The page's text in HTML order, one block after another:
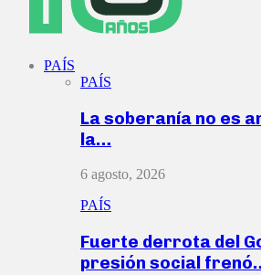
PAÍS
PAÍS
La soberanía no es
la…
6 agosto, 2026
PAÍS
Fuerte derrota del
presión social